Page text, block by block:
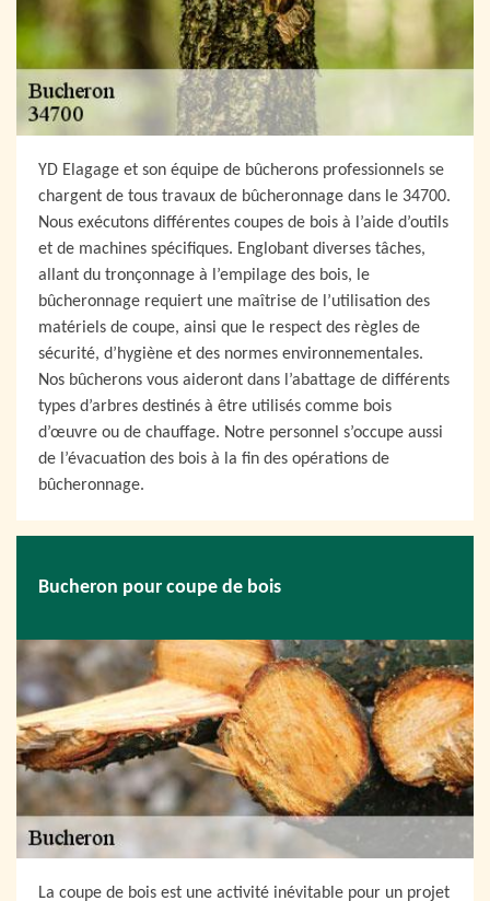
YD Elagage et son équipe de bûcherons professionnels se
chargent de tous travaux de bûcheronnage dans le 34700.
Nous exécutons différentes coupes de bois à l’aide d’outils
et de machines spécifiques. Englobant diverses tâches,
allant du tronçonnage à l’empilage des bois, le
bûcheronnage requiert une maîtrise de l’utilisation des
matériels de coupe, ainsi que le respect des règles de
sécurité, d’hygiène et des normes environnementales.
Nos bûcherons vous aideront dans l’abattage de différents
types d’arbres destinés à être utilisés comme bois
d’œuvre ou de chauffage. Notre personnel s’occupe aussi
de l’évacuation des bois à la fin des opérations de
bûcheronnage.
Bucheron pour coupe de bois
La coupe de bois est une activité inévitable pour un projet